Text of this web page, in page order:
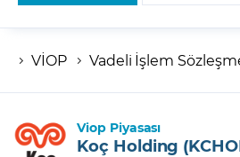
Hesap numaranız
VİOP Vadeli İşlem
Viop Piyasası
Koç Holding